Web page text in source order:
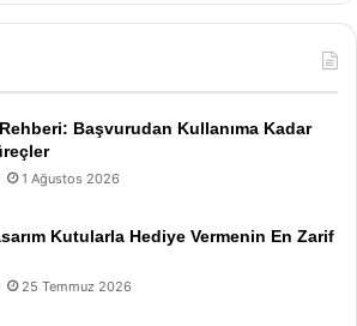
Başvurudan Kullanıma Kadar
1 Ağustos 2026
Kutularla Hediye Vermenin En Zarif
25 Temmuz 2026